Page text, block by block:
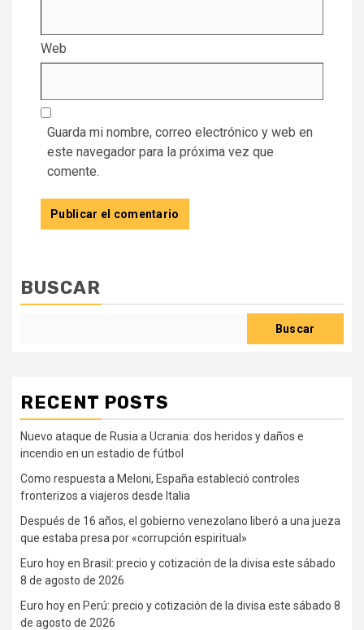
Web
Guarda mi nombre, correo electrónico y web en
este navegador para la próxima vez que
comente.
BUSCAR
Buscar
RECENT POSTS
Nuevo ataque de Rusia a Ucrania: dos heridos y daños e
incendio en un estadio de fútbol
Como respuesta a Meloni, España estableció controles
fronterizos a viajeros desde Italia
Después de 16 años, el gobierno venezolano liberó a una jueza
que estaba presa por «corrupción espiritual»
Euro hoy en Brasil: precio y cotización de la divisa este sábado
8 de agosto de 2026
Euro hoy en Perú: precio y cotización de la divisa este sábado 8
de agosto de 2026